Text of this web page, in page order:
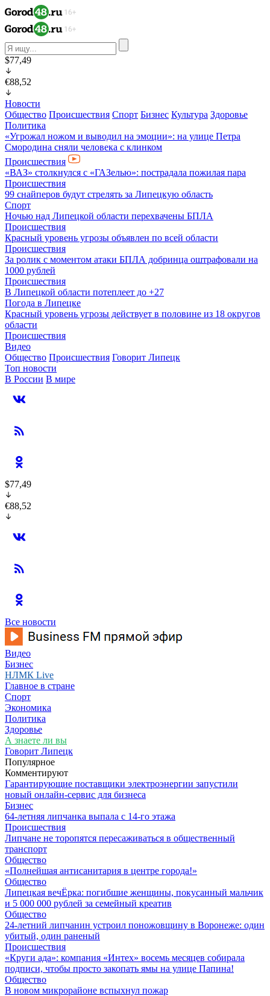
$77,49
€88,52
Новости
Общество Происшествия Спорт Бизнес Культура Здоровье
Политика
«Угрожал ножом и выводил на эмоции»: на улице Петра
Смородина сняли человека с клинком
Происшествия
«ВАЗ» столкнулся с «ГАЗелью»: пострадала пожилая пара
Происшествия
99 снайперов будут стрелять за Липецкую область
Спорт
Ночью над Липецкой области перехвачены БПЛА
Происшествия
Красный уровень угрозы объявлен по всей области
Происшествия
За ролик с моментом атаки БПЛА добринца оштрафовали на
1000 рублей
Происшествия
В Липецкой области потеплеет до +27
Погода в Липецке
Красный уровень угрозы действует в половине из 18 округов
области
Происшествия
Видео
Общество Происшествия Говорит Липецк
Топ новости
В России В мире
$77,49
€88,52
Все новости
Видео
Бизнес
НЛМК Live
Главное в стране
Спорт
Экономика
Политика
Здоровье
А знаете ли вы
Говорит Липецк
Популярное
Комментируют
Гарантирующие поставщики электроэнергии запустили
новый онлайн-сервис для бизнеса
Бизнес
64-летняя липчанка выпала с 14-го этажа
Происшествия
Липчане не торопятся пересаживаться в общественный
транспорт
Общество
«Полнейшая антисанитария в центре города!»
Общество
Липецкая вечЁрка: погибшие женщины, покусанный мальчик
и 5 000 000 рублей за семейный креатив
Общество
24-летний липчанин устроил поножовщину в Воронеже: один
убитый, один раненый
Происшествия
«Круги ада»: компания «Интех» восемь месяцев собирала
подписи, чтобы просто закопать ямы на улице Папина!
Общество
В новом микрорайоне вспыхнул пожар